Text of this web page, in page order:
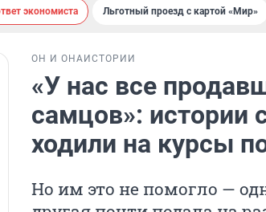
экономиста Льготный проезд с картой «Мир»
ОН И ОНА ИСТОРИИ
«У нас все
самцов»: истории
ходили на курсы
Но им это не помогло —